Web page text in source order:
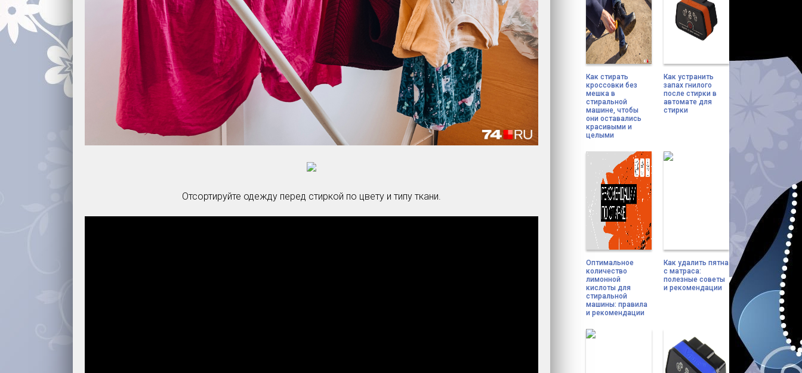
Отсортируйте одежду перед стиркой по цвету и типу ткани.
Как стирать
кроссовки без
мешка в
стиральной
машине, чтобы
они оставались
красивыми и
целыми
Как устранить
запах гнилого
после стирки в
автомате для
стирки
Оптимальное
количество
лимонной
кислоты для
стиральной
машины: правила
и рекомендации
Как удалить пятна
с матраса:
полезные советы
и рекомендации